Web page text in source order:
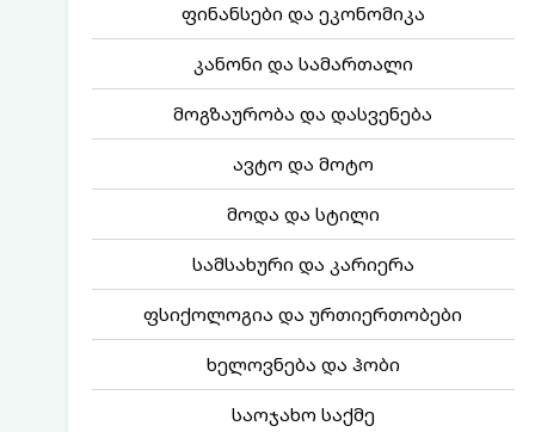
ფინანსები და ეკონომიკა
კანონი და სამართალი
მოგზაურობა და დასვენება
ავტო და მოტო
მოდა და სტილი
სამსახური და კარიერა
ფსიქოლოგია და ურთიერთობები
ხელოვნება და ჰობი
საოჯახო საქმე